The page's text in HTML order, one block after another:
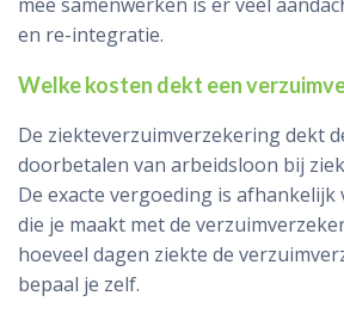
en re-integratie.
Welke kosten dekt een
De ziekteverzuimverzekering dekt
doorbetalen van arbeidsloon bij
De exacte vergoeding is afhankelijk
die je maakt met de
hoeveel dagen ziekte de
bepaal je zelf.